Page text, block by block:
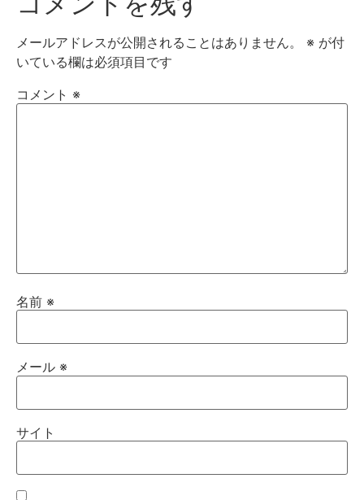
メールアドレスが公開されることはありません。 ※ が付
いている欄は必須項目です
コメント ※
名前 ※
メール ※
サイト